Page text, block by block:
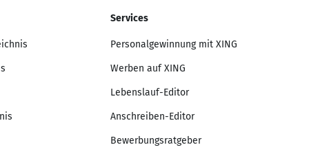
Services
Personalgewinnung mit XING
Werben auf XING
Lebenslauf-Editor
Anschreiben-Editor
Bewerbungsratgeber